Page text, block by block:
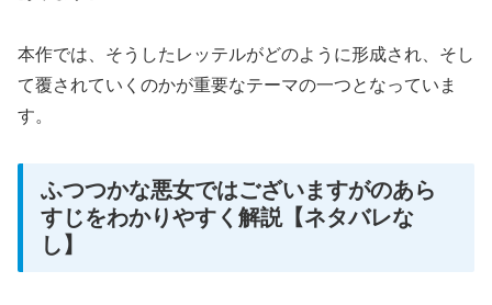
本作では、そうしたレッテルがどのように形成され、そし
て覆されていくのかが重要なテーマの一つとなっていま
す。
ふつつかな悪女ではございますがのあら
すじをわかりやすく解説【ネタバレな
し】